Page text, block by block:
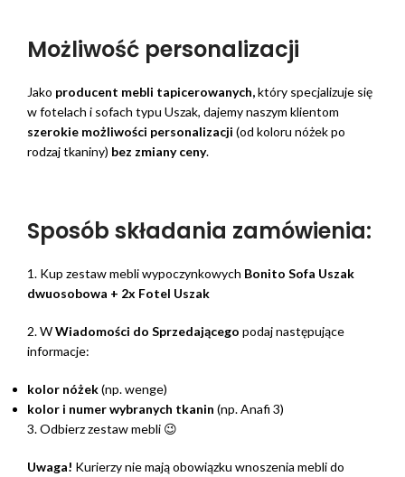
Możliwość personalizacji
Jako producent mebli tapicerowanych,który specjalizuje się
w fotelach i sofach typu Uszak, dajemy naszym klientom
szerokie możliwości personalizacji (od koloru nóżek po
rodzaj tkaniny) bez zmiany ceny.
Sposób składania zamówienia:
1. Kup zestaw mebli wypoczynkowych Bonito Sofa Uszak
dwuosobowa + 2x Fotel Uszak
2. WWiadomości do Sprzedającego podaj następujące
informacje:
kolor nóżek(np. wenge)
kolor i numer wybranych tkanin (np. Anafi 3)
3. Odbierz zestaw mebli 😉
Uwaga! Kurierzy nie mają obowiązku wnoszenia mebli do